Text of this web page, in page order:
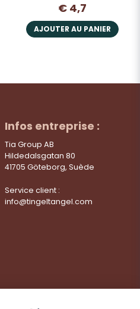
€ 4,7
AJOUTER AU PANIER
Infos entreprise :
Tia Group AB
Hildedalsgatan 80
41705 Göteborg, Suède
Service client :
info@tingeltangel.com